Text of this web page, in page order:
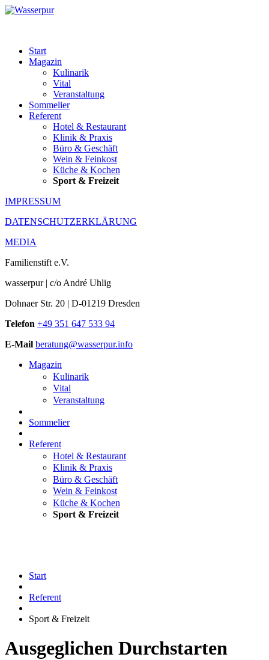
Start
Magazin
Kulinarik
Vital
Veranstaltung
Sommelier
Referent
Hotel & Restaurant
Klinik & Praxis
Büro & Geschäft
Wein & Feinkost
Küche & Kochen
Sport & Freizeit
IMPRESSUM
DATENSCHUTZERKLÄRUNG
MEDIA
Familienstift e.V.
wasserpur | c/o André Uhlig
Dohnaer Str. 20 | D-01219 Dresden
Telefon +49 351 647 533 94
E-Mail beratung@wasserpur.info
Magazin
Kulinarik
Vital
Veranstaltung
Sommelier
Referent
Hotel & Restaurant
Klinik & Praxis
Büro & Geschäft
Wein & Feinkost
Küche & Kochen
Sport & Freizeit
Start
Referent
Sport & Freizeit
Ausgeglichen Durchstarten